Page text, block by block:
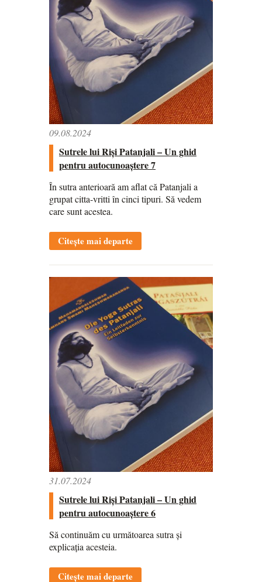
09.08.2024
Sutrele lui Riși Patanjali – Un ghid
pentru autocunoaștere 7
În sutra anterioară am aflat că Patanjali a
grupat citta-vritti în cinci tipuri. Să vedem
care sunt acestea.
Citește mai departe
31.07.2024
Sutrele lui Riși Patanjali – Un ghid
pentru autocunoaștere 6
Să continuăm cu următoarea sutra și
explicația acesteia.
Citește mai departe